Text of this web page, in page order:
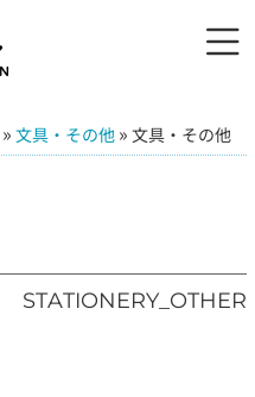
» 文具・その他 » 文具・その他
STATIONERY_OTHER